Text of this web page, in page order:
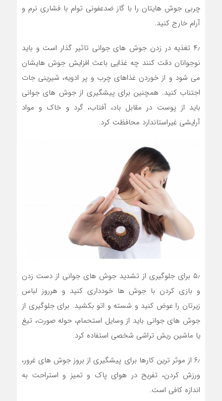
چربی جوش هایتان را با گاز ضدعفونی توام با فشاری نرم و
آرام خارج کنید.
۴٫ تغذیه در زدن جوش های جوانی تاثیر گذار است و باید
نوجوانان دقت کنند چه غذایی باعث افزایش جوش هایشان
می شود و از خوردن غذاهای چرب و پر ادویه، شیرینی جات
اجتناب کنید. همچنین برای پیشگیری از جوش های جوانی
باید از پوست در مقابل باد، آفتاب، گرد و خاک و مواد
آرایشی غیراستاندارد محافظت کرد.
۵٫ برای جلوگیری از تشدید جوش های جوانی از دست زدن
و بازی کردن با جوش ها خودداری کنید و هرروز لباس
زیرتان را عوض کنید و شسته و اتو بکشید. برای جلوگیری از
جوش های جوانی باید از وسایل استحمام، حوله صورت، تیغ
یا ماشین ریش تراشی شخصی استفاده کرد.
۶٫ از موثر ترین کارها برای پیشگیری از بروز جوش های غرور،
ورزش کردن، تفریح در هوای پاک و تمیز و استراحت به
اندازه کافی است.